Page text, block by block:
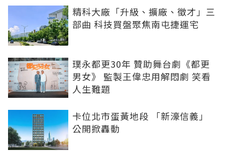
精科大廠「升級、擴廠、徵才」三
部曲 科技買盤聚焦南屯捷運宅
璞永都更30年 贊助舞台劇《都更
男女》 監製王偉忠用解悶劇 笑看
人生難題
卡位北市蛋黃地段 「新濠信義」
公開掀轟動